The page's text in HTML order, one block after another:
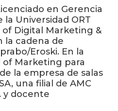
en
en Gerencia
Universidad ORT
Digital Marketing &
la cadena de
Eroski. En la
of Marketing para
la empresa de salas
una filial de AMC
y docente